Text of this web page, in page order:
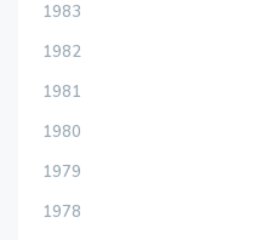
1983
1982
1981
1980
1979
1978